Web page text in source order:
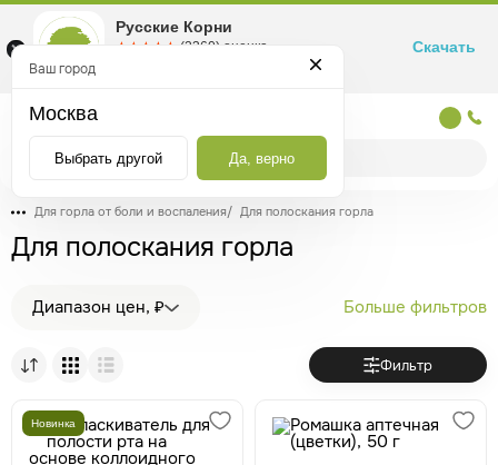
Для горла от боли и воспаления/ Для полоскания горла
Для полоскания горла
Диапазон цен, ₽ Больше фильтров
Фильтр
Новинка
Ваш город
Москва
Выбрать другой Да, верно
Русские Корни
☆☆☆☆☆
★★★★★ (2360) оценка
Маркетплейс товаров для здоровья
Скачать